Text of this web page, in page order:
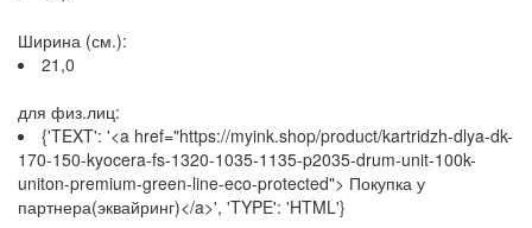
Ширина (см.):
21,0
для физ.лиц:
{'TEXT': '<a href="https://myink.shop/product/kartridzh-dlya-dk-
170-150-kyocera-fs-1320-1035-1135-p2035-drum-unit-100k-
uniton-premium-green-line-eco-protected"> Покупка у
партнера(эквайринг)</a>', 'TYPE': 'HTML'}